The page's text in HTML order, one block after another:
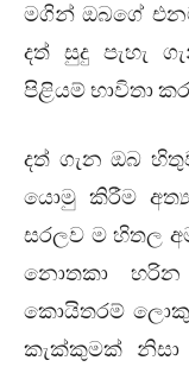
මගින් ඔබගේ
දත් සුදු පැහැ
පිළියම් භාවිතා
දත් ගැන ඔබ
යොමු කිරීම
සරලව ම හිතල
නොතකා හරින
කොයිතරම් ලොකු
කැක්කුමක්